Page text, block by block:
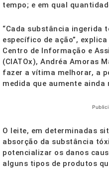
tempo; e em qual
“Cada substância ingerida
específico de ação”,
Centro de Informação e
(CIATOx), Andréa Amoras
fazer a vítima melhorar, a
medida que aumente
O leite, em determinadas
absorção da substância
potencializar os danos
alguns tipos de produtos